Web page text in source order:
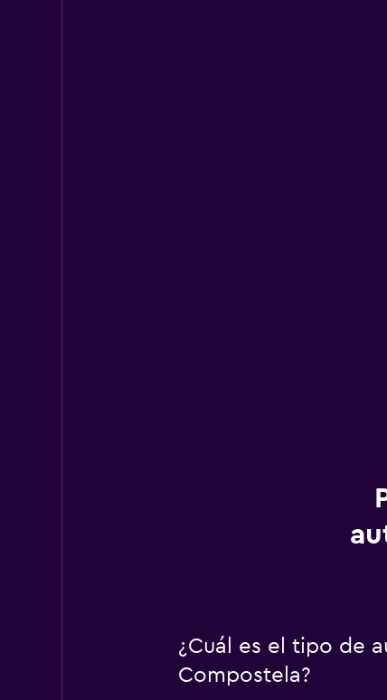
¿Cuál es el tipo de
Compostela?